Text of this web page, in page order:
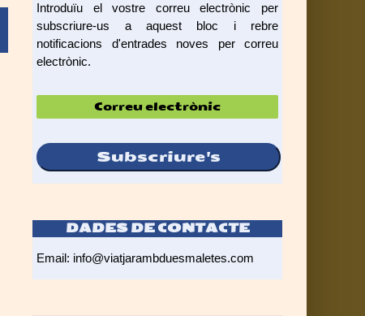
Introduïu el vostre correu electrònic per
subscriure-us a aquest bloc i rebre
notificacions d'entrades noves per correu
electrònic.
electrònic
Subscriure's
DADES DE CONTACTE
Email: info@viatjarambduesmaletes.com